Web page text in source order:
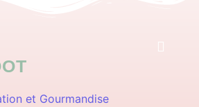
et Gourmandise